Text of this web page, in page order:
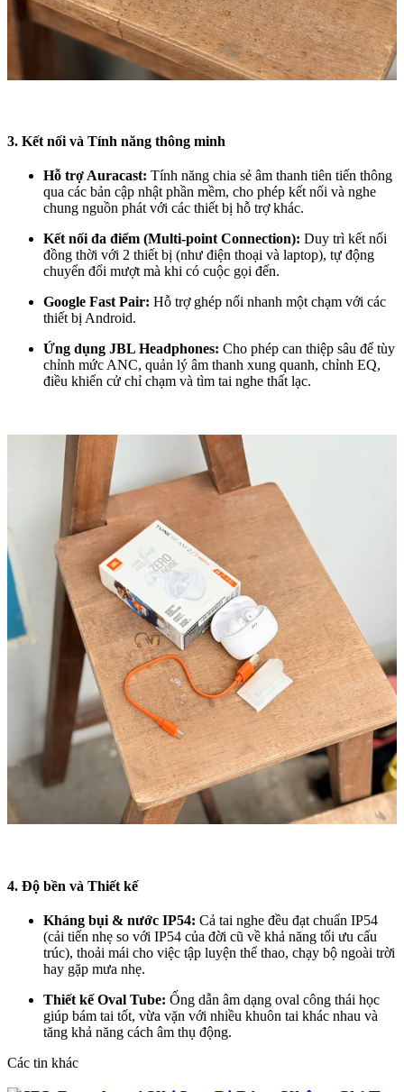
3. Kết nối và Tính năng thông minh
Hỗ trợ Auracast: Tính năng chia sẻ âm thanh tiên tiến thông
qua các bản cập nhật phần mềm, cho phép kết nối và nghe
chung nguồn phát với các thiết bị hỗ trợ khác.
Kết nối đa điểm (Multi-point Connection): Duy trì kết nối
đồng thời với 2 thiết bị (như điện thoại và laptop), tự động
chuyển đổi mượt mà khi có cuộc gọi đến.
Google Fast Pair: Hỗ trợ ghép nối nhanh một chạm với các
thiết bị Android.
Ứng dụng JBL Headphones: Cho phép can thiệp sâu để tùy
chỉnh mức ANC, quản lý âm thanh xung quanh, chỉnh EQ,
điều khiển cử chỉ chạm và tìm tai nghe thất lạc.
4. Độ bền và Thiết kế
Kháng bụi & nước IP54: Cả tai nghe đều đạt chuẩn IP54
(cải tiến nhẹ so với IP54 của đời cũ về khả năng tối ưu cấu
trúc), thoải mái cho việc tập luyện thể thao, chạy bộ ngoài trời
hay gặp mưa nhẹ.
Thiết kế Oval Tube: Ống dẫn âm dạng oval công thái học
giúp bám tai tốt, vừa vặn với nhiều khuôn tai khác nhau và
tăng khả năng cách âm thụ động.
Các tin khác